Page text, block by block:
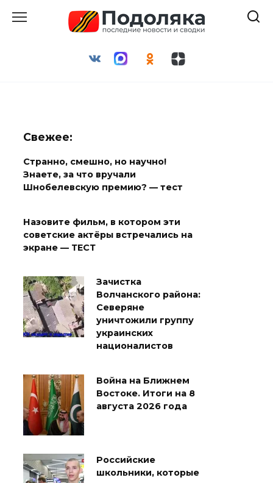
Свежее:
Странно, смешно, но научно!
Знаете, за что вручали
Шнобелевскую премию? — тест
Назовите фильм, в котором эти
советские актёры встречались на
экране — ТЕСТ
Зачистка
Волчанского района:
Северяне
уничтожили группу
украинских
националистов
Война на Ближнем
Востоке. Итоги на 8
августа 2026 года
Российские
школьники, которые